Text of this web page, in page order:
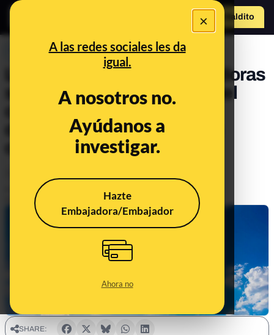
×
A las redes sociales les da
igual.
A nosotros no.
Ayúdanos a
investigar.
Hazte
Embajadora/Embajador
Ahora no
Hazte Maldito
PREBUNKING
Las narrativas desinformadoras
sobre cambios naturales del
clima que se usan para
desinformar sobre la crisis
climática
Publicado el
Actualizado el
Dec 25, 2024, 12:30:00 PM
SHARE: